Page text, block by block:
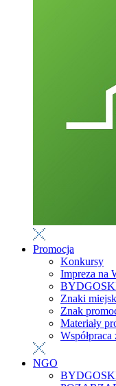
Promocja
Konkursy
Impreza na
Znaki
Znak
Materiały
Współpraca
NGO